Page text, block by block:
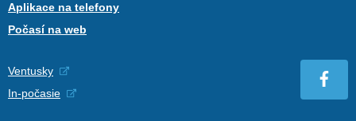
Aplikace na telefony
Počasí na web
Ventusky
In-počasie